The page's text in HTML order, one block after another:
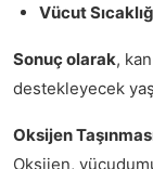
Vücut
Sonuç olarak,
destekleyecek
Oksijen
Oksijen,